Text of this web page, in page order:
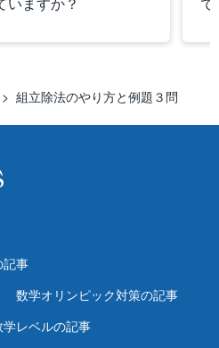
組立除法のやり方と例題３問
記事
数学オリンピック対策の記事
学レベルの記事